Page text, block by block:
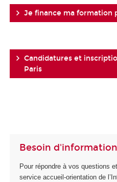
Je finance ma formation
Candidatures et
Paris
Besoin
Pour répondre à vos questions
service accueil-orientation de